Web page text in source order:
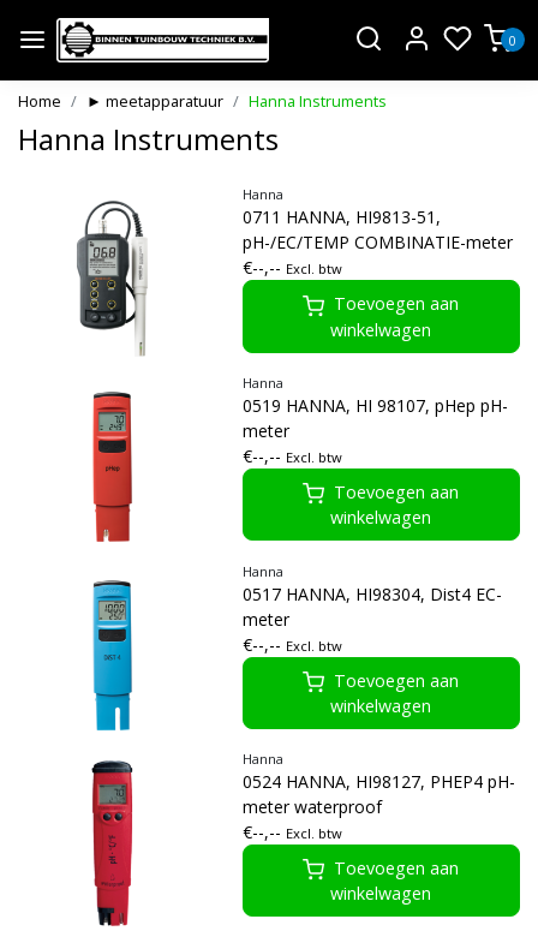
0
Home ► meetapparatuur Hanna Instruments
Hanna Instruments
Hanna
0711 HANNA, HI9813-51,
pH-/EC/TEMP COMBINATIE-meter
€--,-- Excl. btw
Toevoegen aan
winkelwagen
Hanna
0519 HANNA, HI 98107, pHep pH-
meter
€--,-- Excl. btw
Toevoegen aan
winkelwagen
Hanna
0517 HANNA, HI98304, Dist4 EC-
meter
€--,-- Excl. btw
Toevoegen aan
winkelwagen
Hanna
0524 HANNA, HI98127, PHEP4 pH-
meter waterproof
€--,-- Excl. btw
Toevoegen aan
winkelwagen